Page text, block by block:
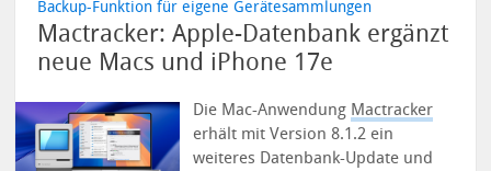
Backup-Funktion für eigene Gerätesammlungen
Mactracker: Apple-Datenbank ergänzt
neue Macs und iPhone 17e
Die Mac-Anwendung Mactracker
erhält mit Version 8.1.2 ein
weiteres Datenbank-Update und